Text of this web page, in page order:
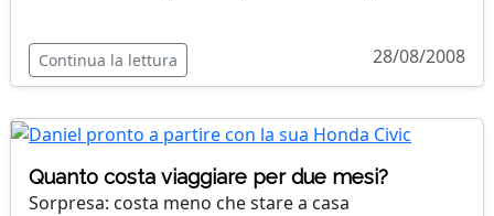
Continua la lettura 28/08/2008
Quanto costa viaggiare per due mesi?
Sorpresa: costa meno che stare a casa